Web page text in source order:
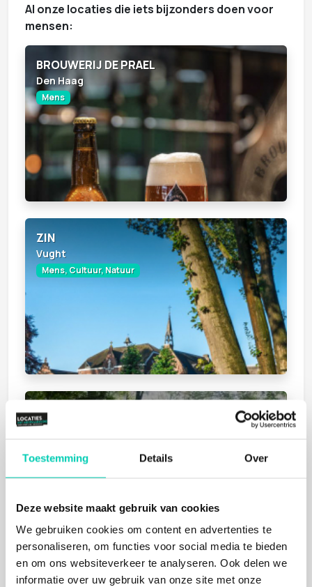
Toestemming Details Over
Deze website maakt gebruik van cookies
We gebruiken cookies om content en advertenties te
personaliseren, om functies voor social media te bieden
en om ons websiteverkeer te analyseren. Ook delen we
informatie over uw gebruik van onze site met onze
Al onze locaties die iets bijzonders doen voor
mensen:
BROUWERIJ DE PRAEL
Den Haag
Mens
ZIN
Vught
Mens, Cultuur, Natuur
BETTER MEETINGS
Austerlitz
ORANJERIE DE SCHAFFELAAR